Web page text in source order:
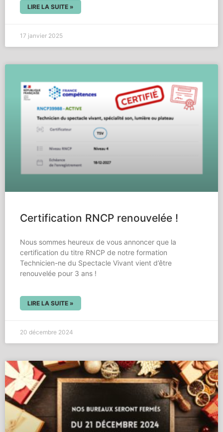
LIRE LA SUITE »
17 janvier 2025
Certification RNCP renouvelée !
Nous sommes heureux de vous annoncer que la
certification du titre RNCP de notre formation
Technicien-ne du Spectacle Vivant vient d’être
renouvelée pour 3 ans !
LIRE LA SUITE »
20 décembre 2024